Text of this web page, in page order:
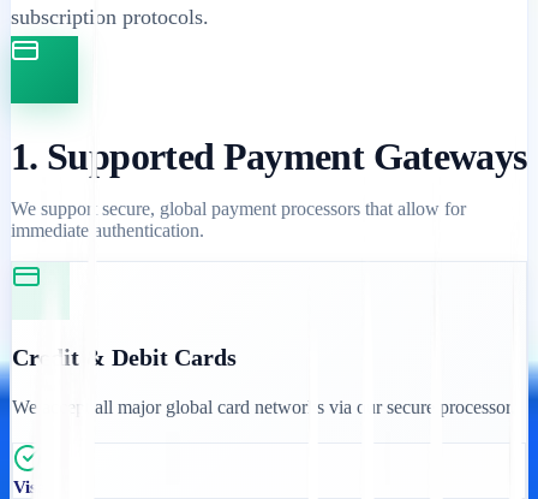
subscription protocols.
1. Supported Payment Gateways
We support secure, global payment processors that allow for
immediate authentication.
Credit & Debit Cards
We accept all major global card networks via our secure processor.
Visa